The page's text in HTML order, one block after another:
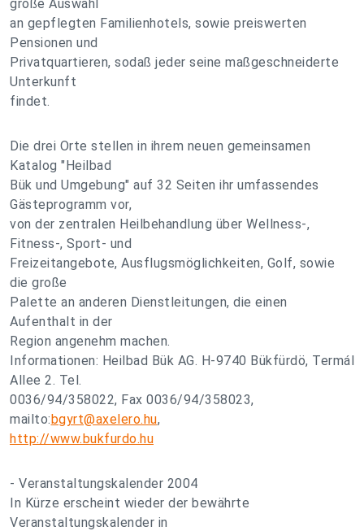
große Auswahl
an gepflegten Familienhotels, sowie preiswerten
Pensionen und
Privatquartieren, sodaß jeder seine maßgeschneiderte
Unterkunft
findet.
Die drei Orte stellen in ihrem neuen gemeinsamen
Katalog "Heilbad
Bük und Umgebung" auf 32 Seiten ihr umfassendes
Gästeprogramm vor,
von der zentralen Heilbehandlung über Wellness-,
Fitness-, Sport- und
Freizeitangebote, Ausflugsmöglichkeiten, Golf, sowie
die große
Palette an anderen Dienstleitungen, die einen
Aufenthalt in der
Region angenehm machen.
Informationen: Heilbad Bük AG. H-9740 Bükfürdö, Termál
Allee 2. Tel.
0036/94/358022, Fax 0036/94/358023,
mailto:bgyrt@axelero.hu,
http://www.bukfurdo.hu
- Veranstaltungskalender 2004
In Kürze erscheint wieder der bewährte
Veranstaltungskalender in